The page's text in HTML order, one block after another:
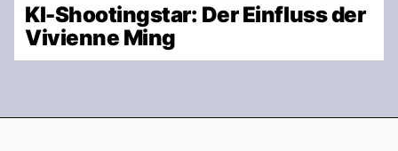
KI-Shootingstar: Der Einfluss der
Vivienne Ming